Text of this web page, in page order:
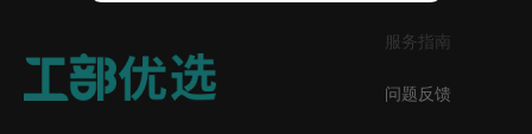
服务指南
问题反馈